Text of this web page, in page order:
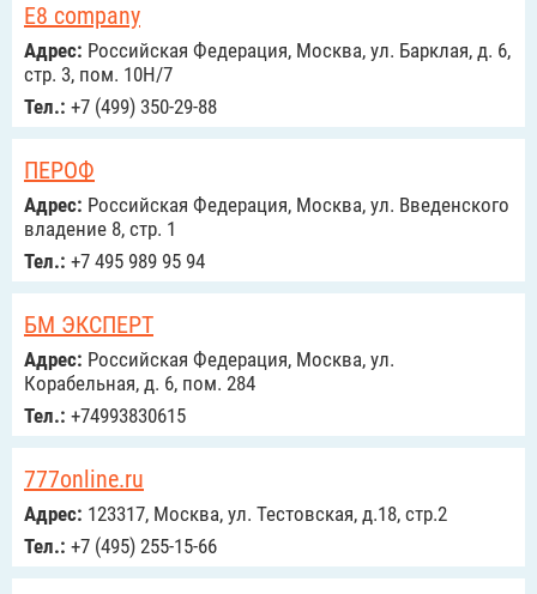
Е8 company
Адрес: Российcкая Федерация, Москва, ул. Барклая, д. 6,
стр. 3, пом. 10Н/7
Тел.: +7 (499) 350-29-88
ПЕРОФ
Адрес: Российcкая Федерация, Москва, ул. Введенского
владение 8, стр. 1
Тел.: +7 495 989 95 94
БМ ЭКСПЕРТ
Адрес: Российcкая Федерация, Москва, ул.
Корабельная, д. 6, пом. 284
Тел.: +74993830615
777online.ru
Адрес: 123317, Москва, ул. Тестовская, д.18, стр.2
Тел.: +7 (495) 255-15-66